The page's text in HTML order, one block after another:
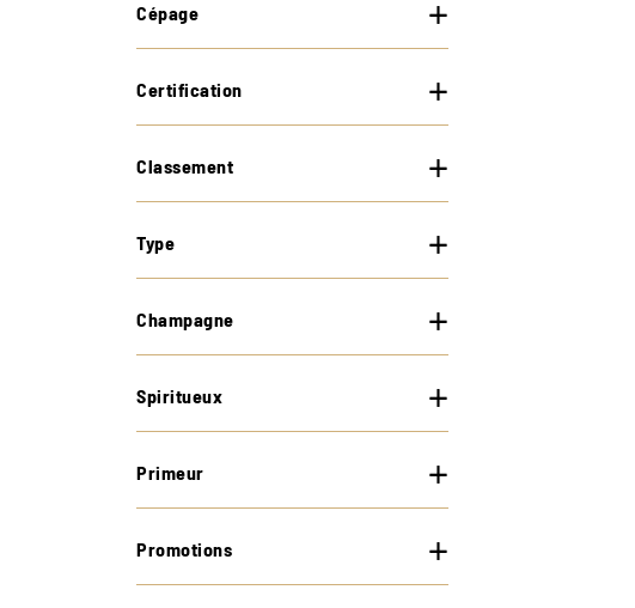
Cépage
Certification
Classement
Type
Champagne
Spiritueux
Primeur
Promotions